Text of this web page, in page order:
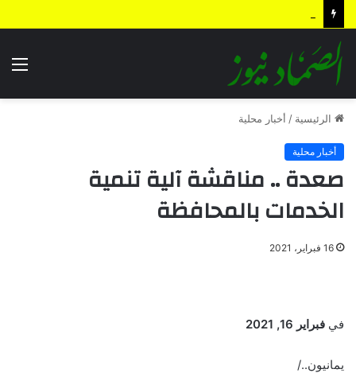
الرئيسية / أخبار محلية
أخبار محلية
صعدة .. مناقشة آلية تنمية
الخدمات بالمحافظة
16 فبراير، 2021
في فبراير 16, 2021
يمانيون../